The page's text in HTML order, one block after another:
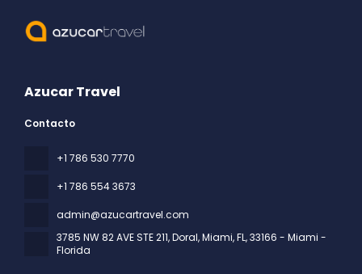
Azucar Travel
Contacto
+1 786 530 7770
+1 786 554 3673
admin@azucartravel.com
3785 NW 82 AVE STE 211, Doral, Miami, FL, 33166 - Miami -
Florida